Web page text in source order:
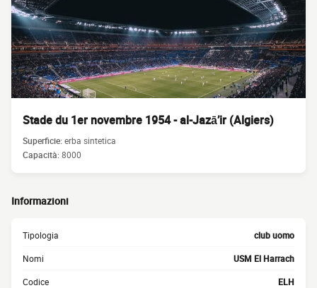
Stade du 1er novembre 1954 - al-Jazā’ir (Algiers)
Superficie:erba sintetica
Capacità:8000
Informazioni
Tipologia club uomo
Nomi USM El Harrach
Codice ELH